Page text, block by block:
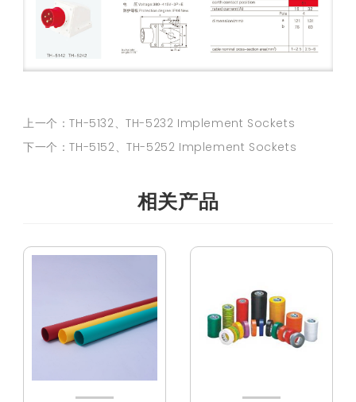
上一个：TH-5132、TH-5232 Implement Sockets
下一个：TH-5152、TH-5252 Implement Sockets
相关产品